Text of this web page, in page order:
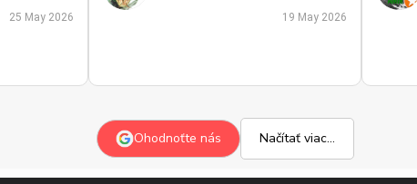
25 May 2026 19 May 2026
Ohodnoťte nás Načítať viac...